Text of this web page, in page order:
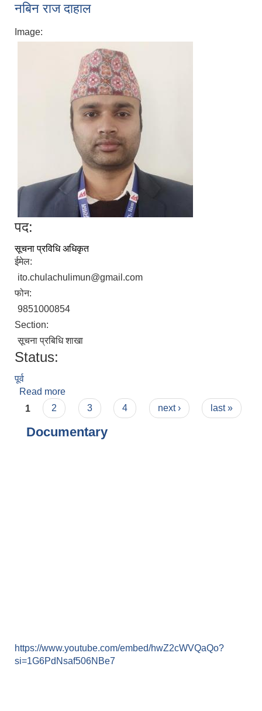
नबिन राज दाहाल
Image:
पद:
सूचना प्रविधि अधिकृत
ईमेल:
ito.chulachulimun@gmail.com
फोन:
9851000854
Section:
सूचना प्रबिधि शाखा
Status:
पूर्व
Read more
Pages
1 2 3 4 next › last »
Documentary
https://www.youtube.com/embed/hwZ2cWVQaQo?
si=1G6PdNsaf506NBe7